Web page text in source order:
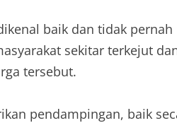
baik dan tidak
sekitar terkejut
tersebut.
pendampingan, baik